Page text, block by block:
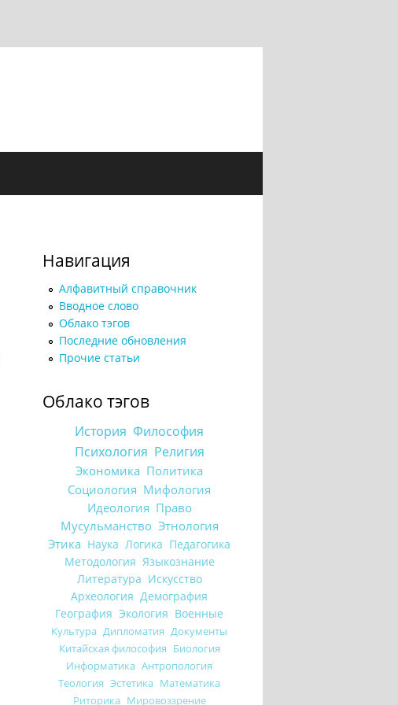
Навигация
Алфавитный справочник
Вводное слово
Облако тэгов
Последние обновления
Прочие статьи
Облако тэгов
История Философия
Психология Религия
Экономика Политика
Социология Мифология
Идеология Право
Мусульманство Этнология
Этика Наука Логика Педагогика
Методология Языкознание
Литература Искусство
Археология Демография
География Экология Военные
Культура Дипломатия Документы
Китайская философия Биология
Информатика Антропология
Теология Эстетика Математика
Риторика Мировоззрение